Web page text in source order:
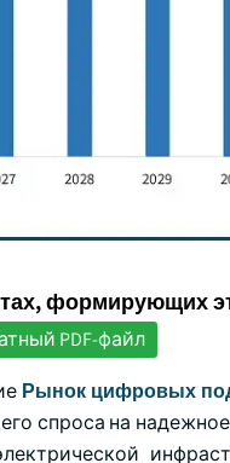
формирующих
PDF-файл
Рынок цифровых
спроса на